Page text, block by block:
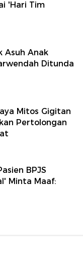
'Hari Tim
Asuh Anak
Ditunda
Mitos Gigitan
Pertolongan
BPJS
Minta Maaf: